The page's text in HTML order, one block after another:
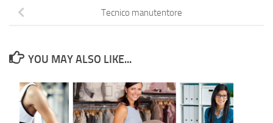
Tecnico manutentore
YOU MAY ALSO LIKE...